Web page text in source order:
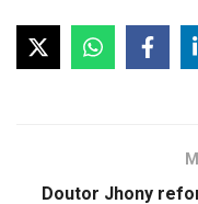
Doutor Jhony